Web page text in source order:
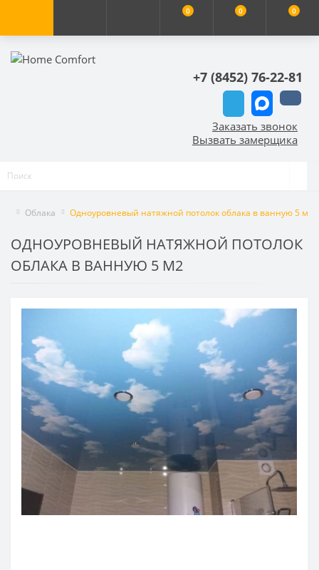
0 0 0
+7 (8452) 76-22-81
Заказать звонок
Вызвать замерщика
Облака Одноуровневый натяжной потолок облака в ванную 5 м2
ОДНОУРОВНЕВЫЙ НАТЯЖНОЙ ПОТОЛОК
ОБЛАКА В ВАННУЮ 5 М2